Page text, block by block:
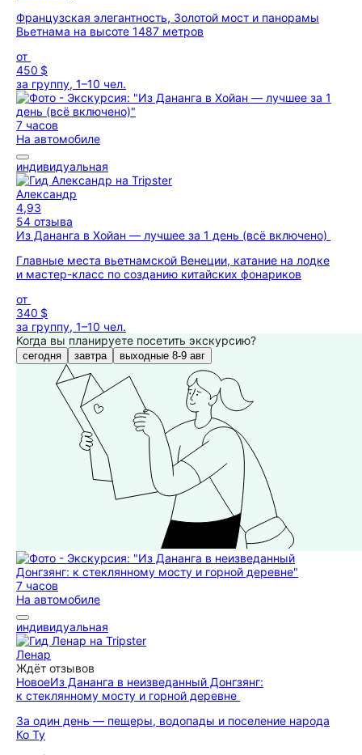
Французская элегантность, Золотой мост и панорамы
Вьетнама на высоте 1487 метров
от
450 $
за группу, 1–10 чел.
7 часов
На автомобиле
индивидуальная
Александр
4,93
54 отзыва
Из Дананга в Хойан — лучшее за 1 день (всё включено)
Главные места вьетнамской Венеции, катание на лодке
и мастер-класс по созданию китайских фонариков
от
340 $
за группу, 1–10 чел.
Когда вы планируете посетить экскурсию?
сегодня завтра выходные 8-9 авг
7 часов
На автомобиле
индивидуальная
Ленар
Ждёт отзывов
НовоеИз Дананга в неизведанный Донгзянг:
к стеклянному мосту и горной деревне
За один день — пещеры, водопады и поселение народа
Ко Ту